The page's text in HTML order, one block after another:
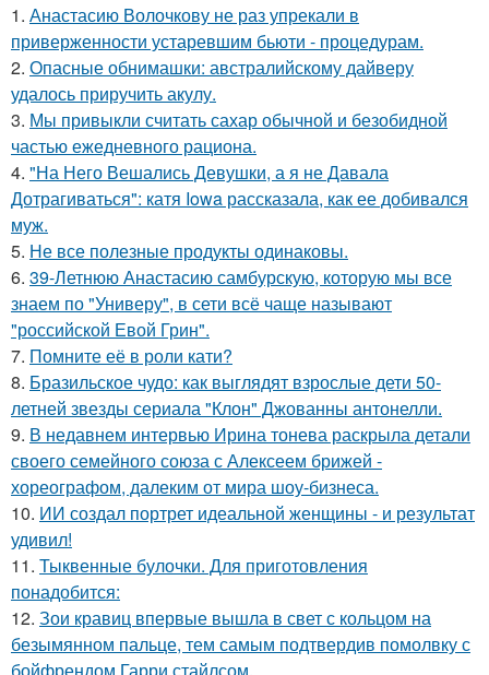
1. Анастасию Волочкову не раз упрекали в
приверженности устаревшим бьюти - процедурам.
2. Опасные обнимашки: австралийскому дайверу
удалось приручить акулу.
3. Мы привыкли считать сахар обычной и безобидной
частью ежедневного рациона.
4. "На Него Вешались Девушки, а я не Давала
Дотрагиваться": катя Iowa рассказала, как ее добивался
муж.
5. Не все полезные продукты одинаковы.
6. 39-Летнюю Анастасию самбурскую, которую мы все
знаем по "Универу", в сети всё чаще называют
"российской Евой Грин".
7. Помните её в роли кати?
8. Бразильское чудо: как выглядят взрослые дети 50-
летней звезды сериала "Клон" Джованны антонелли.
9. В недавнем интервью Ирина тонева раскрыла детали
своего семейного союза с Алексеем брижей -
хореографом, далеким от мира шоу-бизнеса.
10. ИИ создал портрет идеальной женщины - и результат
удивил!
11. Тыквенные булочки. Для приготовления
понадобится:
12. Зои кравиц впервые вышла в свет с кольцом на
безымянном пальце, тем самым подтвердив помолвку с
бойфрендом Гарри стайлсом.